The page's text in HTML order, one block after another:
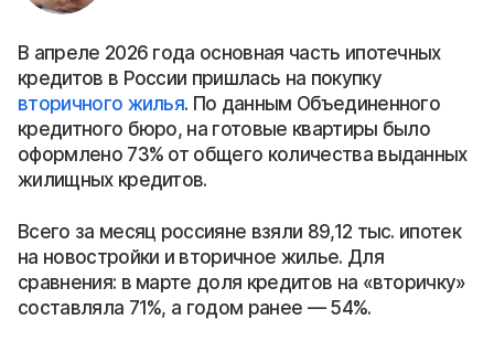
В апреле 2026 года основная часть ипотечных
кредитов в России пришлась на покупку
вторичного жилья. По данным Объединенного
кредитного бюро, на готовые квартиры было
оформлено 73% от общего количества выданных
жилищных кредитов.
Всего за месяц россияне взяли 89,12 тыс. ипотек
на новостройки и вторичное жилье. Для
сравнения: в марте доля кредитов на «вторичку»
составляла 71%, а годом ранее — 54%.